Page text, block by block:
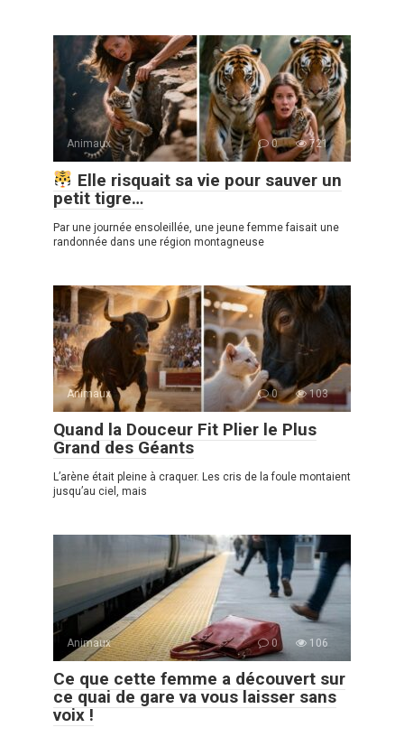
Animaux 0 721
Elle risquait sa vie pour sauver un
petit tigre…
Par une journée ensoleillée, une jeune femme faisait une
randonnée dans une région montagneuse
Animaux 0 103
Quand la Douceur Fit Plier le Plus
Grand des Géants
L’arène était pleine à craquer. Les cris de la foule montaient
jusqu’au ciel, mais
Animaux 0 106
Ce que cette femme a découvert sur
ce quai de gare va vous laisser sans
voix !